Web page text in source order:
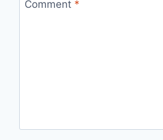
Comment *